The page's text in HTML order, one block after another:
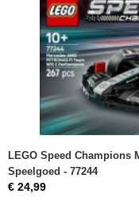
LEGO Speed Champions
Speelgoed - 77244
€ 24,99